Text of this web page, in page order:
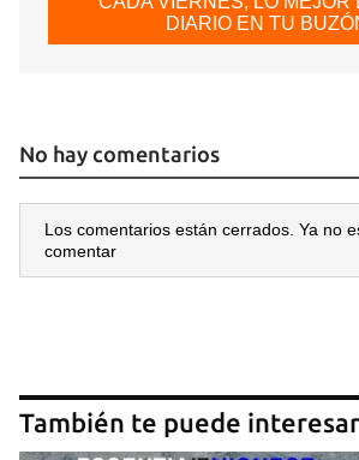
Guardar como favorito
DIARIO EN TU
No hay comentarios
Los comentarios están cerrados. Ya no
comentar
También te puede interesar